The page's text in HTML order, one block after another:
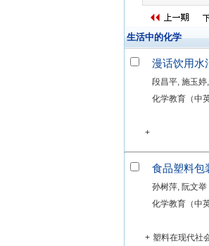
生活中的化学
漫话饮用水
段昌平, 施玉婷
化学教育（中
+
食品塑料包
孙树萍, 阮文举
化学教育（中
+ 塑料在现代社